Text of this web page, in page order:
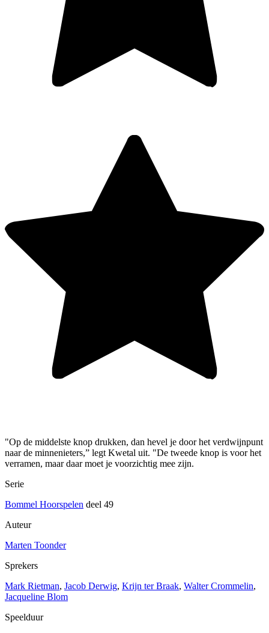
"Op de middelste knop drukken, dan hevel je door het verdwijnpunt
naar de minnenieters,” legt Kwetal uit. "De tweede knop is voor het
verramen, maar daar moet je voorzichtig mee zijn.
Serie
Bommel Hoorspelen deel 49
Auteur
Marten Toonder
Sprekers
Mark Rietman, Jacob Derwig, Krijn ter Braak, Walter Crommelin,
Jacqueline Blom
Speelduur